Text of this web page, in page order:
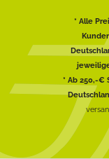
* Alle
* Ab 250,-€